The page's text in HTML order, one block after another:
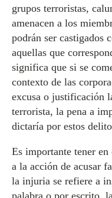
grupos terroristas,
amenacen a los
podrán ser castigados
aquellas que
significa que si se
contexto de las
excusa o justificación
terrorista, la pena a
dictaría por estos
Es importante tener
a la acción de acusar
la injuria se refiere a
palabra o por escrito,